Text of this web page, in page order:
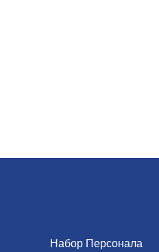
Набор Персонала